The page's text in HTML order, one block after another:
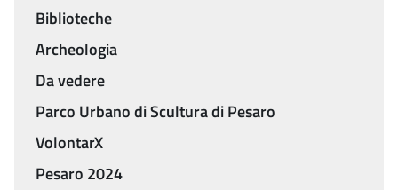
Biblioteche
Archeologia
Da vedere
Parco Urbano di Scultura di Pesaro
VolontarX
Pesaro 2024